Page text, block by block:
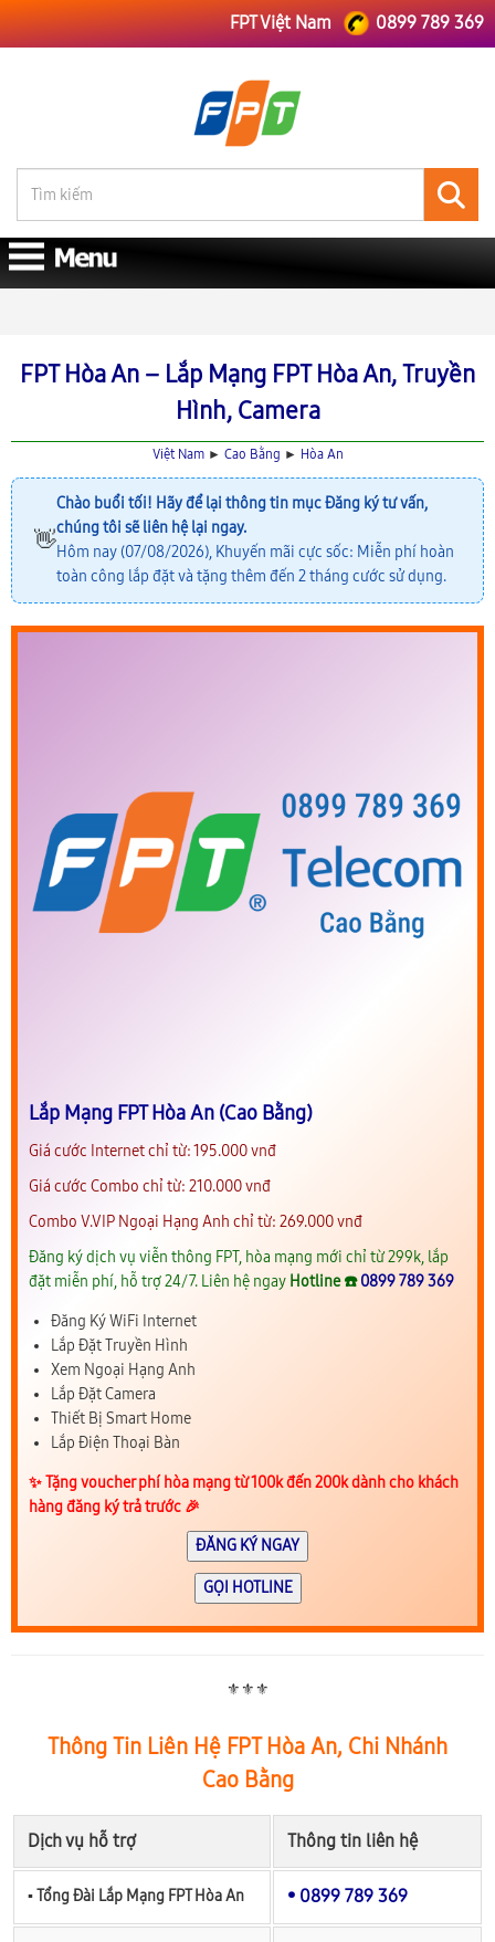
FPT Việt Nam 0899 789 369
FPT Hòa An – Lắp Mạng FPT Hòa An, Truyền
Hình, Camera
Việt Nam► Cao Bằng ► Hòa An
👋
Chào buổi tối! Hãy để lại thông tin mụcĐăng ký tư vấn,
chúng tôi sẽ liên hệ lại ngay.
Hôm nay (07/08/2026), Khuyến mãi cực sốc: Miễn phí hoàn
toàn công lắp đặt và tặng thêm đến 2 tháng cước sử dụng.
Lắp Mạng FPT Hòa An (Cao Bằng)
Giá cước Internet chỉ từ: 195.000 vnđ
Giá cước Combo chỉ từ: 210.000 vnđ
Combo V.VIP Ngoại Hạng Anh chỉ từ: 269.000 vnđ
Đăng ký dịch vụ viễn thông FPT, hòa mạng mới chỉ từ 299k, lắp
đặt miễn phí, hỗ trợ 24/7. Liên hệ ngay Hotline ☎️0899 789 369
Đăng Ký WiFi Internet
Lắp Đặt Truyền Hình
Xem Ngoại Hạng Anh
Lắp Đặt Camera
Thiết Bị Smart Home
Lắp Điện Thoại Bàn
✨️ Tặng voucher phí hòa mạng từ 100k đến 200k dành cho khách
hàng đăng ký trả trước 🎉
ĐĂNG KÝ NGAY
GỌI HOTLINE
⚜️⚜️⚜️
Thông Tin Liên Hệ FPT Hòa An, Chi Nhánh
Cao Bằng
Dịch vụ hỗ trợ Thông tin liên hệ
▪︎ Tổng Đài Lắp Mạng FPT Hòa An • 0899 789 369